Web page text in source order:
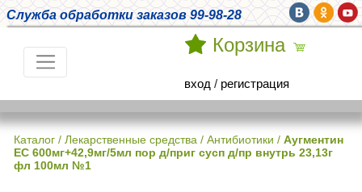
Служба обработки заказов 99-98-28
Корзина
вход / регистрация
Каталог / Лекарственные средства / Антибиотики / Аугментин
ЕС 600мг+42,9мг/5мл пор д/приг сусп д/пр внутрь 23,13г
фл 100мл №1